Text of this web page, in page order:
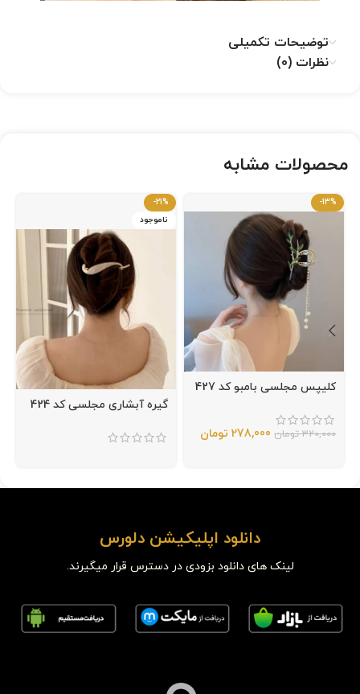
توضیحات تکمیلی
نظرات (0)
محصولات مشابه
-13%
کلیپس مجلسی بامبو کد 427
320,000 تومان 278,000 تومان
-21%
ناموجود
گیره آبشاری مجلسی کد 424
دانلود اپلیکیشن دلورس
لینک های دانلود بزودی در دسترس قرار میگیرند.